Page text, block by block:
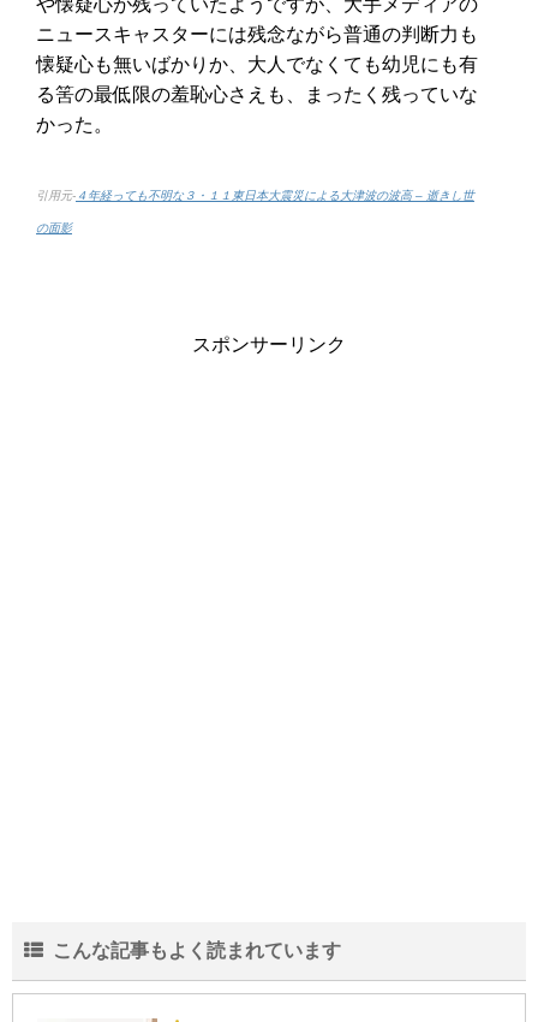
や懐疑心が残っていたようですが、大手メディアの
ニュースキャスターには残念ながら普通の判断力も
懐疑心も無いばかりか、大人でなくても幼児にも有
る筈の最低限の羞恥心さえも、まったく残っていな
かった。
引用元- ４年経っても不明な３・１１東日本大震災による大津波の波高 – 逝きし世
の面影
スポンサーリンク
こんな記事もよく読まれています